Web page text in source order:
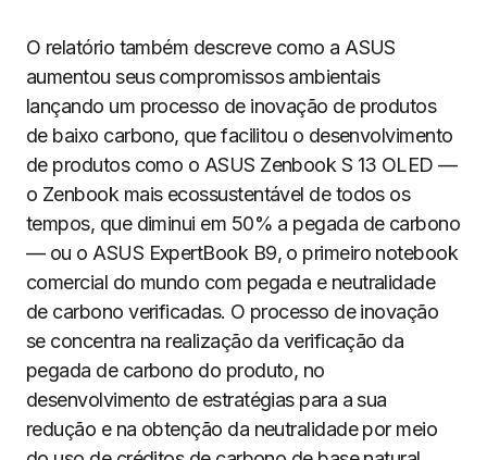
O relatório também descreve como a ASUS
aumentou seus compromissos ambientais
lançando um processo de inovação de produtos
de baixo carbono, que facilitou o desenvolvimento
de produtos como o ASUS Zenbook S 13 OLED —
o Zenbook mais ecossustentável de todos os
tempos, que diminui em 50% a pegada de carbono
— ou o ASUS ExpertBook B9, o primeiro notebook
comercial do mundo com pegada e neutralidade
de carbono verificadas. O processo de inovação
se concentra na realização da verificação da
pegada de carbono do produto, no
desenvolvimento de estratégias para a sua
redução e na obtenção da neutralidade por meio